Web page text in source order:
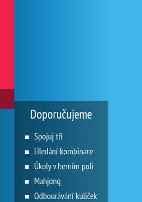
Doporučujeme
Spojuj tři
Hledání kombinace
Úkoly v herním poli
Mahjong
Odbourávání kuliček